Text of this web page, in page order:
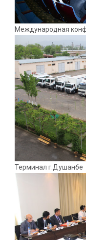
Международная
Терминал г.Душанбе